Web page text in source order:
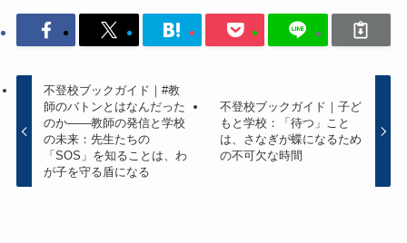
不登校ブックガイド｜#教
師のバトンとはなんだった
のか――教師の発信と学校
の未来：先生たちの
「SOS」を知ることは、わ
が子を守る盾になる
不登校ブックガイド｜子ど
もと学校：「待つ」こと
は、さなぎが蝶になるため
の不可欠な時間